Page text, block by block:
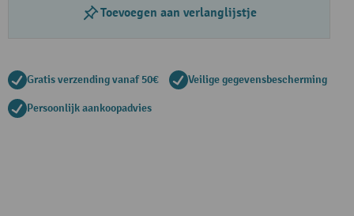
Toevoegen aan verlanglijstje
Gratis verzending vanaf 50€ Veilige gegevensbescherming
Persoonlijk aankoopadvies